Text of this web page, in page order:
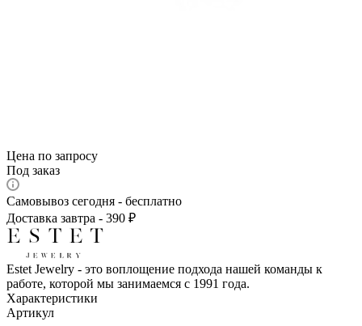
Цена по запросу
Под заказ
Самовывоз сегодня - бесплатно
Доставка завтра - 390 ₽
Estet Jewelry - это воплощение подхода нашей команды к
работе, которой мы занимаемся с 1991 года.
Характеристики
Артикул